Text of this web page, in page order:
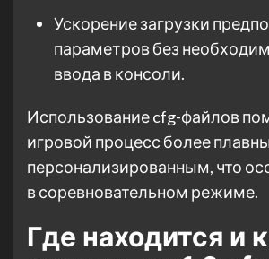
Ускорение загрузки
параметров без
ввода в консоли.
Использование cfg-файлов
игровой процесс более
персонализированным, что
в соревновательном режиме.
Где находится и